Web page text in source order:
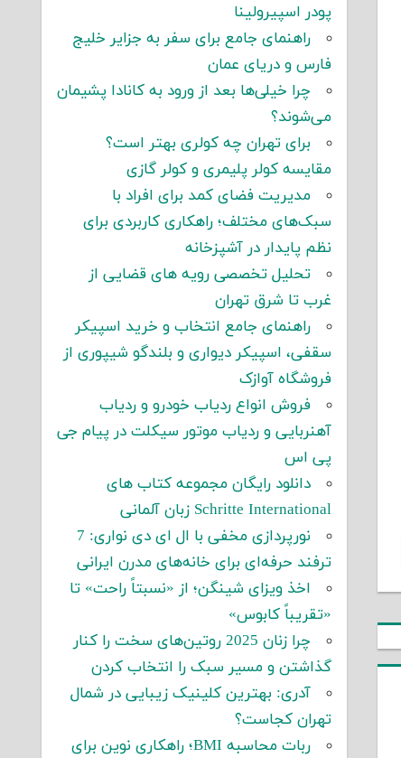
پودر اسپیرولینا
راهنمای جامع برای سفر به جزایر خلیج
فارس و دریای عمان
چرا خیلی‌ها بعد از ورود به کانادا پشیمان
می‌شوند؟
برای تهران چه کولری بهتر است؟
مقایسه کولر پلیمری و کولر گازی
مدیریت فضای کمد برای افراد با
سبک‌های مختلف؛ راهکاری کاربردی برای
نظم پایدار در آشپزخانه
تحلیل تخصصی رویه های قضایی از
غرب تا شرق تهران
راهنمای جامع انتخاب و خرید اسپیکر
سقفی، اسپیکر دیواری و بلندگو شیپوری از
فروشگاه آوازک
فروش انواع ردیاب خودرو و ردیاب
آهنربایی و ردیاب موتور سیکلت در پیام جی
پی اس
دانلود رایگان مجموعه کتاب های
Schritte International زبان آلمانی
نورپردازی مخفی با ال ای دی نواری: 7
ترفند حرفه‌ای برای خانه‌های مدرن ایرانی
اخذ ویزای شینگن؛ از «نسبتاً راحت» تا
«تقریباً کابوس»
چرا زنان 2025 روتین‌های سخت را کنار
گذاشتن و مسیر سبک را انتخاب کردن
آدری: بهترین کلینیک زیبایی در شمال
تهران کجاست؟
ربات محاسبه BMI؛ راهکاری نوین برای